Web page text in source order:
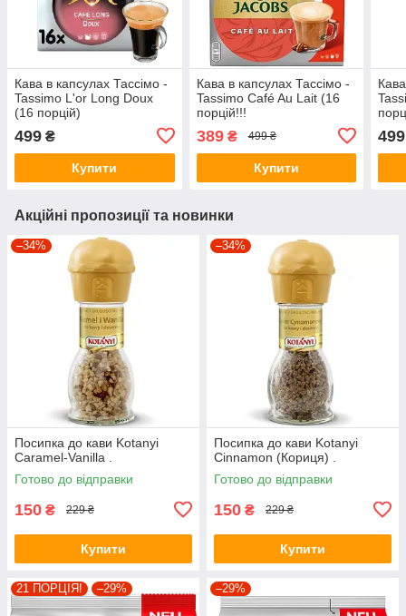
Кава в капсулах Тассімо -
Tassimo L'or Long Doux
(16 порцій)
499 ₴
Купити
Кава в капсулах Тассімо -
Tassimo Café Au Lait (16
порцій!!!
389₴ 499 ₴
Купити
499
Акційні пропозиції та новинки
–34%
Посипка до кави Kotanyi
Caramel-Vanilla .
Готово до відправки
150 ₴ 229 ₴
Купити
–34%
Посипка до кави Kotanyi
Cinnamon (Кориця) .
Готово до відправки
150 ₴ 229 ₴
Купити
21 ПОРЦІЯ! –29% –29%